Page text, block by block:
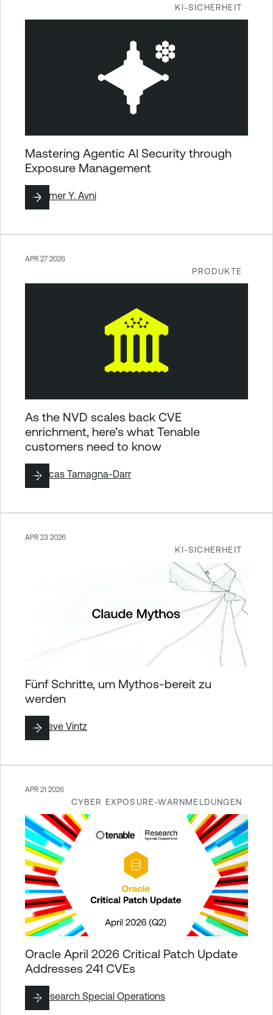
KI-SICHERHEIT
Mastering Agentic AI Security through
Exposure Management
ByTomer Y. Avni
PRODUKTE
APR 27 2026
As the NVD scales back CVE
enrichment, here’s what Tenable
customers need to know
ByLucas Tamagna-Darr
KI-SICHERHEIT
APR 23 2026
Fünf Schritte, um Mythos-bereit zu
werden
BySteve Vintz
CYBER EXPOSURE-WARNMELDUNGEN
APR 21 2026
Oracle April 2026 Critical Patch Update
Addresses 241 CVEs
ByResearch Special Operations